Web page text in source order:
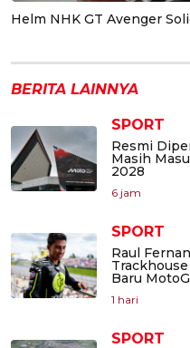
Helm NHK GT Avenger
BERITA LAINNYA
SPORT
Resmi
Masih
2028
6 jam
SPORT
Raul
Baru
1 hari
SPORT